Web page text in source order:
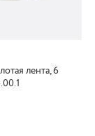
лента, 6